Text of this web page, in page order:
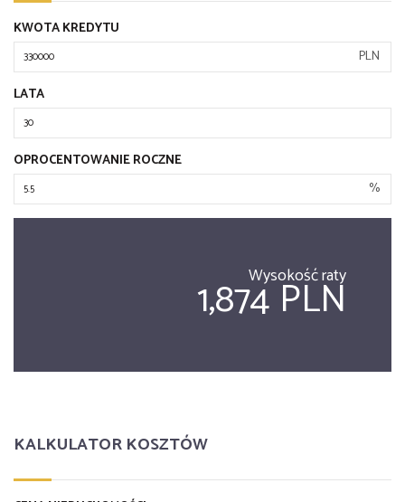
KWOTA KREDYTU
PLN
LATA
OPROCENTOWANIE ROCZNE
%
Wysokość raty
1,874 PLN
KALKULATOR KOSZTÓW